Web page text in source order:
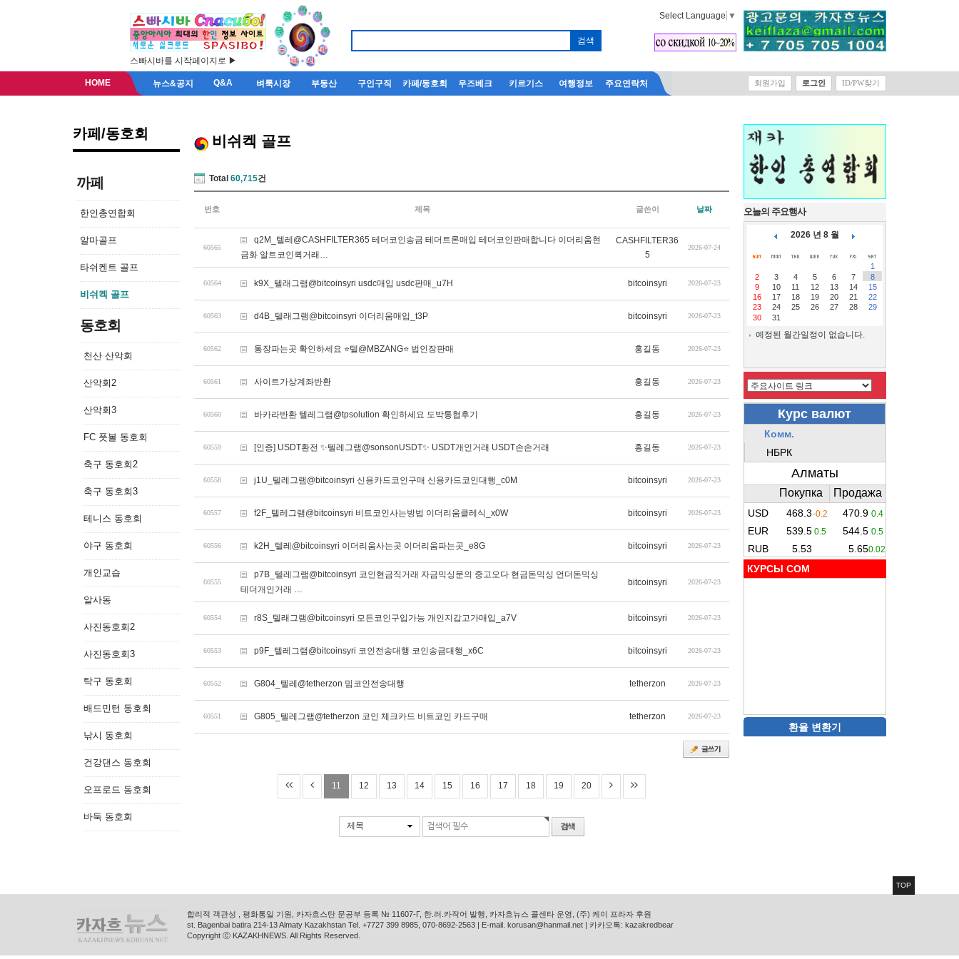
스빠시바를 시작페이지로 ▶
Select Language ▼
HOME 뉴스&공지 Q&A 벼룩시장 부동산 구인구직 카페/동호회 우즈베크 키르기스 여행정보 주요연락처 회원가입 로그인 ID/PW찾기
카페/동호회
까페
한인총연합회
알마골프
타쉬켄트 골프
비쉬켁 골프
동호회
천산 산악회
산악회2
산악회3
FC 풋볼 동호회
축구 동호회2
축구 동호회3
테니스 동호회
야구 동호회
개인교습
알사동
사진동호회2
사진동호회3
탁구 동호회
배드민턴 동호회
낚시 동호회
건강댄스 동호회
오프로드 동호회
바둑 동호회
비쉬켁 골프
Total 60,715건
번호 제목 글쓴이 날짜
60565
q2M_텔레@CASHFILTER365 테더코인송금 테더트론매입 테더코인판매합니다 이더리움현
금화 알트코인퀵거래…
CASHFILTER36
5
2026-07-24
60564 k9X_텔래그램@bitcoinsyri usdc매입 usdc판매_u7H bitcoinsyri 2026-07-23
60563 d4B_텔래그램@bitcoinsyri 이더리움매입_t3P bitcoinsyri 2026-07-23
60562 통장파는곳 확인하세요 ⭐텔@MBZANG⭐ 법인장판매 홍길동 2026-07-23
60561 사이트가상계좌반환 홍길동 2026-07-23
60560 바카라반환 텔레그램@tpsolution 확인하세요 도박통협후기 홍길동 2026-07-23
60559 [인증] USDT환전 ✨텔레그램@sonsonUSDT✨ USDT개인거래 USDT손손거래 홍길동 2026-07-23
60558 j1U_텔레그램@bitcoinsyri 신용카드코인구매 신용카드코인대행_c0M bitcoinsyri 2026-07-23
60557 f2F_텔레그램@bitcoinsyri 비트코인사는방법 이더리움클레식_x0W bitcoinsyri 2026-07-23
60556 k2H_텔레@bitcoinsyri 이더리움사는곳 이더리움파는곳_e8G bitcoinsyri 2026-07-23
60555
p7B_텔레그램@bitcoinsyri 코인현금직거래 자금믹싱문의 중고오다 현금돈믹싱 언더돈믹싱
테더개인거래 …
bitcoinsyri 2026-07-23
60554 r8S_텔래그램@bitcoinsyri 모든코인구입가능 개인지갑고가매입_a7V bitcoinsyri 2026-07-23
60553 p9F_텔레그램@bitcoinsyri 코인전송대행 코인송금대행_x6C bitcoinsyri 2026-07-23
60552 G804_텔레@tetherzon 밈코인전송대행 tetherzon 2026-07-23
60551 G805_텔레그램@tetherzon 코인 체크카드 비트코인 카드구매 tetherzon 2026-07-23
11 12 13 14 15 16 17 18 19 20
제목
오늘의 주요행사
2026 년 8 월
1
2
3 4 5 6 7
8
9
10 11 12 13 14
15
16
17 18 19 20 21
22
23
24 25 26 27 28
29
30
31
예정된 월간일정이 없습니다.
КУРСЫ COM
환율 변환기
합리적 객관성 , 평화통일 기원, 카자흐스탄 문공부 등록 № 11607-Г, 한.러.카작어 발행, 카자흐뉴스 콜센타 운영, (주) 케이 프라자 후원
st. Bagenbai batira 214-13 Almaty Kazakhstan Tel. +7727 399 8985, 070-8692-2563 | E-mail. korusan@hanmail.net | 카카오톡: kazakredbear
Copyright ⓒ KAZAKHNEWS. All Rights Reserved.
TOP